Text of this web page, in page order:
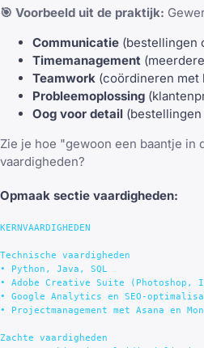
🎯 Voorbeeld uit de praktijk:
Communicatie (bestellingen
Timemanagement
Teamwork (coördineren met
Probleemoplossing
Oog voor detail
Zie je hoe "gewoon een baantje
vaardigheden?
Opmaak sectie vaardigheden:
KERNVAARDIGHEDEN
Technische vaardigheden
• Python, Java, SQL
• Adobe Creative Suite (Photoshop,
• Google Analytics en SEO-
• Projectmanagement met Asana en
Zachte vaardigheden